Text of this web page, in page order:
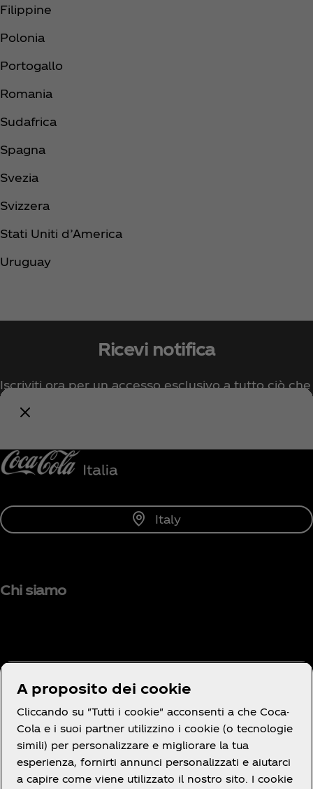
Filippine
Polonia
Portogallo
Romania
Sudafrica
Spagna
Svezia
Svizzera
Stati Uniti d’America
Uruguay
Ricevi notifica
Iscriviti ora per un accesso esclusivo a tutto ciò che
Italy
Chi siamo
Hai bisogno di aiuto?
Termini e Condizioni
A proposito dei cookie
Cliccando su "Tutti i cookie" acconsenti a che Coca-
Cola e i suoi partner utilizzino i cookie (o tecnologie
simili) per personalizzare e migliorare la tua
esperienza, fornirti annunci personalizzati e aiutarci
a capire come viene utilizzato il nostro sito. I cookie